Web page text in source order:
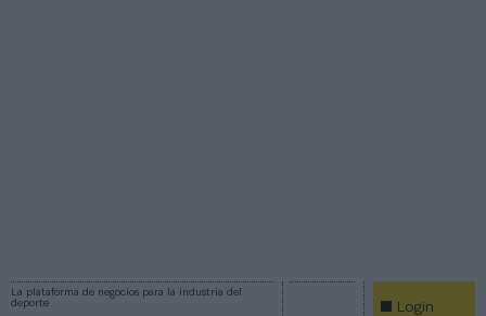
La plataforma de negocios para la industria del
deporte
Login